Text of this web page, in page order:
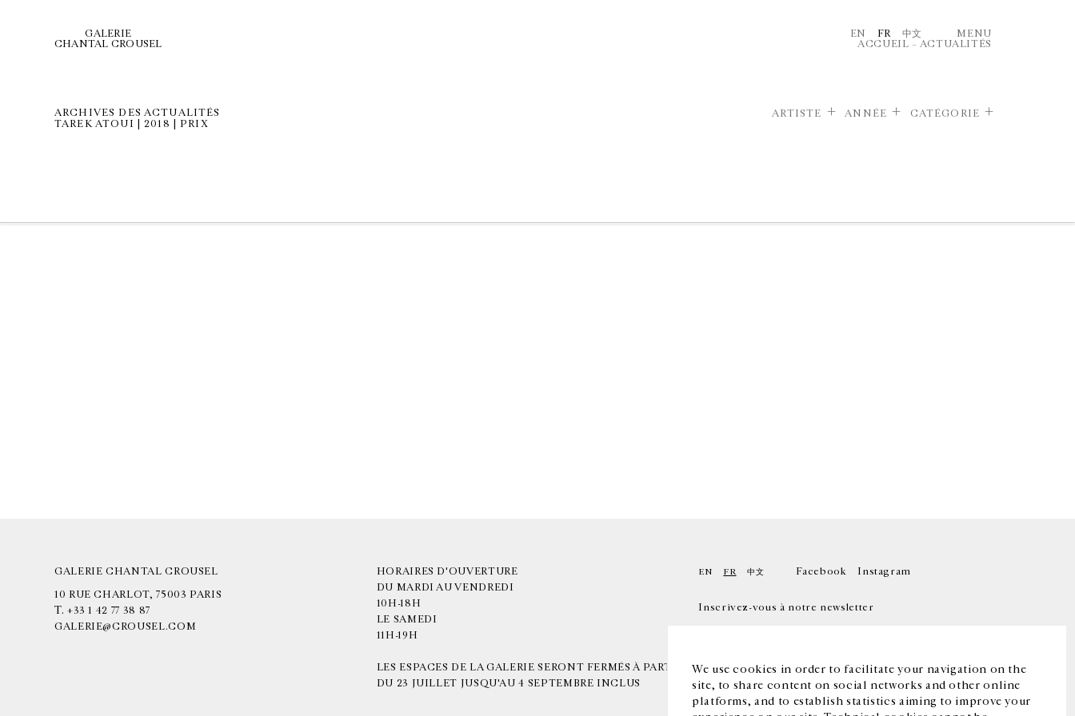
We use cookies in order to facilitate your navigation on the
site, to share content on social networks and other online
platforms, and to establish statistics aiming to improve your
GALERIE
CHANTAL CROUSEL
EN FR 中文
MENU
ACCUEIL – ACTUALITÉS
ARCHIVES DES ACTUALITÉS
TAREK ATOUI | 2018 | PRIX
ARTISTE ANNÉE CATÉGORIE
GALERIE CHANTAL CROUSEL
10 RUE CHARLOT, 75003 PARIS
T. +33 1 42 77 38 87
GALERIE@CROUSEL.COM
HORAIRES D'OUVERTURE
DU MARDI AU VENDREDI
10H-18H
LE SAMEDI
11H-19H
LES ESPACES DE LA GALERIE SERONT FERMÉS À PARTIR
DU 23 JUILLET JUSQU'AU 4 SEPTEMBRE INCLUS
EN FR 中文 Facebook Instagram
Inscrivez-vous à notre newsletter